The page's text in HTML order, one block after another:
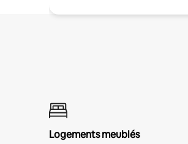
Logements meublés